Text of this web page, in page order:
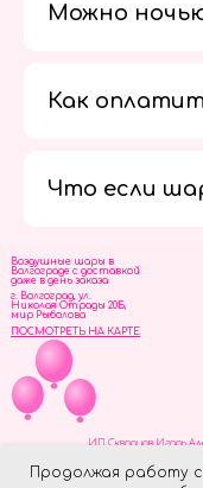
Продолжая работу
Можно
Как
Что если
Воздушные шары в
Волгограде с доставкой
даже в день заказа
г. Волгоград, ул.
Николая Отрады 20Б,
мир Рыболова
ПОСМОТРЕТЬ НА КАРТЕ
ИП Скворцов Игорь